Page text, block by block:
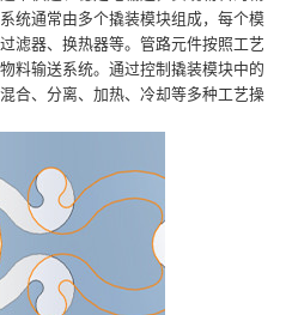
统通常由多个撬装模块组成，每个模
滤器、换热器等。管路元件按照工艺
料输送系统。通过控制撬装模块中的
合、分离、加热、冷却等多种工艺操